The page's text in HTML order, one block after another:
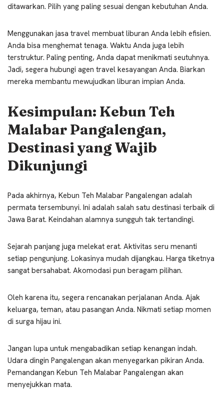
ditawarkan. Pilih yang paling sesuai dengan kebutuhan Anda.
Menggunakan jasa travel membuat liburan Anda lebih efisien.
Anda bisa menghemat tenaga. Waktu Anda juga lebih
terstruktur. Paling penting, Anda dapat menikmati seutuhnya.
Jadi, segera hubungi agen travel kesayangan Anda. Biarkan
mereka membantu mewujudkan liburan impian Anda.
Kesimpulan: Kebun Teh
Malabar Pangalengan,
Destinasi yang Wajib
Dikunjungi
Pada akhirnya, Kebun Teh Malabar Pangalengan adalah
permata tersembunyi. Ini adalah salah satu destinasi terbaik di
Jawa Barat. Keindahan alamnya sungguh tak tertandingi.
Sejarah panjang juga melekat erat. Aktivitas seru menanti
setiap pengunjung. Lokasinya mudah dijangkau. Harga tiketnya
sangat bersahabat. Akomodasi pun beragam pilihan.
Oleh karena itu, segera rencanakan perjalanan Anda. Ajak
keluarga, teman, atau pasangan Anda. Nikmati setiap momen
di surga hijau ini.
Jangan lupa untuk mengabadikan setiap kenangan indah.
Udara dingin Pangalengan akan menyegarkan pikiran Anda.
Pemandangan Kebun Teh Malabar Pangalengan akan
menyejukkan mata.